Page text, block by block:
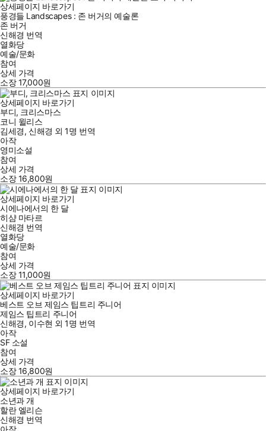
상세페이지 바로가기
풍경들 Landscapes : 존 버거의 예술론
존 버거
신해경 번역
열화당
예술/문화
참여
상세 가격
소장17,000원
상세페이지 바로가기
부디, 크리스마스
코니 윌리스
김세경, 신해경 외1명 번역
아작
영미소설
참여
상세 가격
소장16,800원
상세페이지 바로가기
시에나에서의 한 달
히샴 마타르
신해경 번역
열화당
예술/문화
참여
상세 가격
소장11,000원
상세페이지 바로가기
베스트 오브 제임스 팁트리 주니어
제임스 팁트리 주니어
신해경, 이수현 외1명 번역
아작
SF 소설
참여
상세 가격
소장16,800원
상세페이지 바로가기
소년과 개
할란 엘리슨
신해경 번역
아작